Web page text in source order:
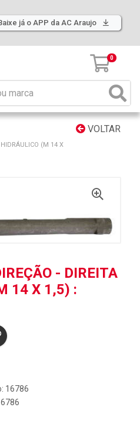
já o APP da AC Araujo
0
VOLTAR
(M 14 X
- DIREITA
14 X 1,5) :
16786